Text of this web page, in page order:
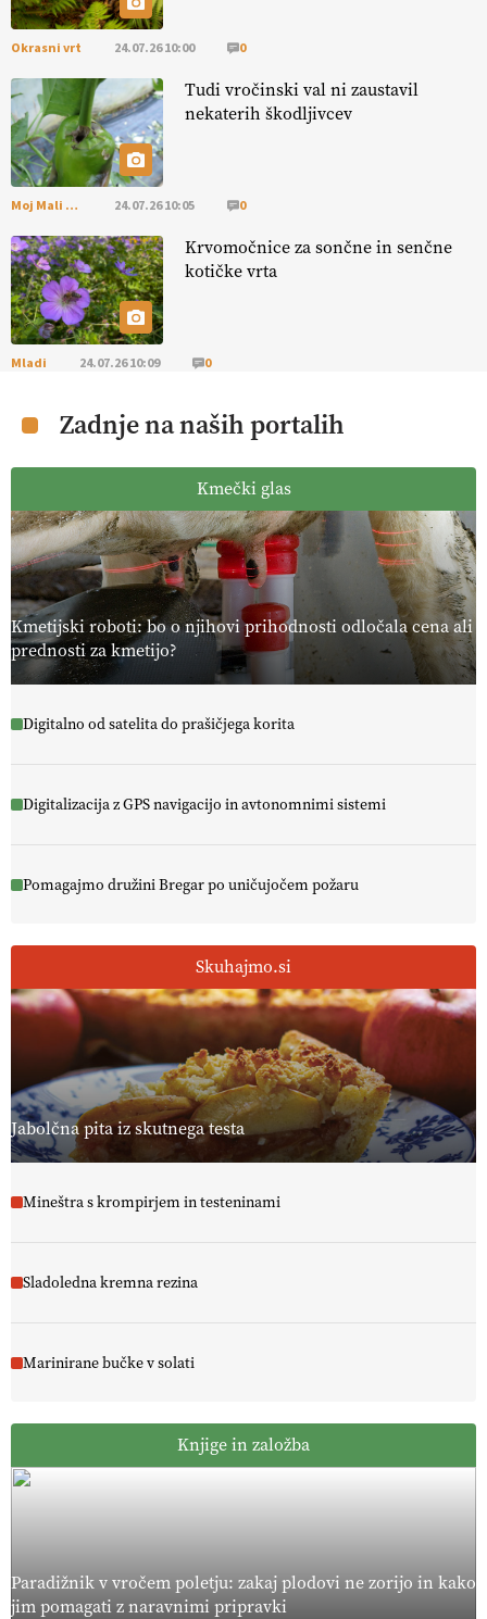
Okrasni vrt 24.07.26 10:00 0
Tudi vročinski val ni zaustavil
nekaterih škodljivcev
Moj Mali Svet 24.07.26 10:05 0
Krvomočnice za sončne in senčne
kotičke vrta
Mladi 24.07.26 10:09 0
Zadnje na naših portalih
Kmečki glas
Kmetijski roboti: bo o njihovi prihodnosti odločala cena ali
prednosti za kmetijo?
Digitalno od satelita do prašičjega korita
Digitalizacija z GPS navigacijo in avtonomnimi sistemi
Pomagajmo družini Bregar po uničujočem požaru
Skuhajmo.si
Jabolčna pita iz skutnega testa
Mineštra s krompirjem in testeninami
Sladoledna kremna rezina
Marinirane bučke v solati
Knjige in založba
Paradižnik v vročem poletju: zakaj plodovi ne zorijo in kako
jim pomagati z naravnimi pripravki